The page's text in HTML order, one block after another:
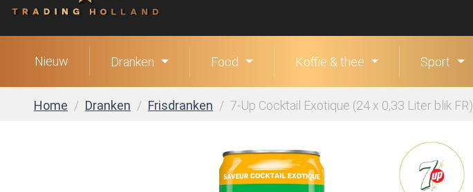
Nieuw Dranken Food Koffie & thee Sport
Home Dranken Frisdranken 7-Up Cocktail Exotique (24 x 0,33 Liter blik FR)